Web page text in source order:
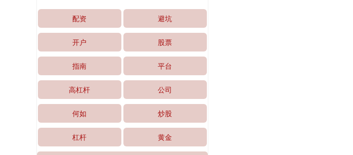
沪深300 +43.13
北证50 1134.24 +11.37 +1.01%
配资 避坑
开户 股票
指南 平台
高杠杆 公司
何如 炒股
杠杆 黄金